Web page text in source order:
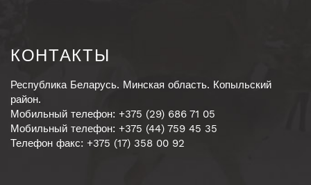
КОНТАКТЫ
Республика Беларусь. Минская область. Копыльский
район.
Мобильный телефон: +375 (29) 686 71 05
Мобильный телефон: +375 (44) 759 45 35
Телефон факс: +375 (17) 358 00 92